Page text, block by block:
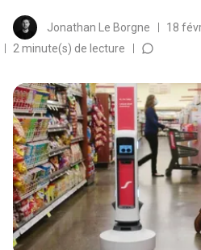
Jonathan Le Borgne
18
2 minute(s) de lecture